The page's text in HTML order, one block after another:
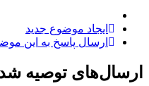
ایجاد موضوع جدید
ارسال پاسخ به این
ارسال‌های توصیه